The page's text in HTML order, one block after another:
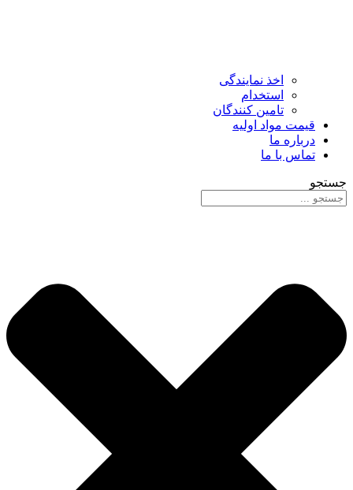
اخذ نمایندگی
استخدام
تامین کنندگان
قیمت مواد اولیه
درباره ما
تماس با ما
جستجو